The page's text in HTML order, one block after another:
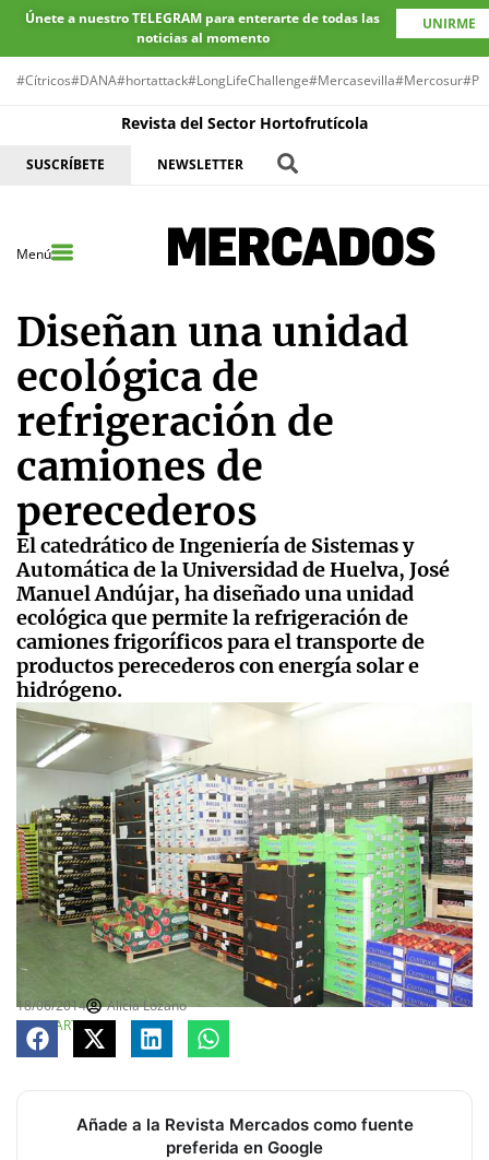
Únete a nuestro TELEGRAM para enterarte de todas las
noticias al momento
UNIRME
#Cítricos#DANA#hortattack#LongLifeChallenge#Mercasevilla#Mercosur
Revista del Sector Hortofrutícola
SUSCRÍBETE NEWSLETTER
Menú
Diseñan una unidad
ecológica de
refrigeración de
camiones de
perecederos
El catedrático de Ingeniería de Sistemas y
Automática de la Universidad de Huelva, José
Manuel Andújar, ha diseñado una unidad
ecológica que permite la refrigeración de
camiones frigoríficos para el transporte de
productos perecederos con energía solar e
hidrógeno.
18/06/2014
Alicia Lozano
COMPARTE
Añade a la Revista Mercados como fuente
preferida en Google